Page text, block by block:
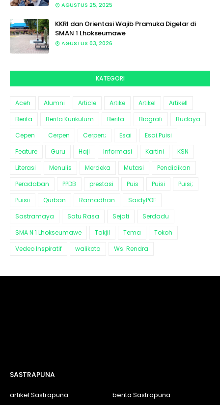
AGUSTUS 25, 2025
KKRI dan Orientasi Wajib Pramuka Digelar di
SMAN 1 Lhokseumawe
AGUSTUS 03, 2026
KATEGORI
Aceh Alumni Article Artike Artikel
Artikell
Berita
Berita Kurikulum Berita. Biografi
Budaya
Cepen
Cerpen Cerpen; Esai
Esai.Puisi
Feature
Guru Haji Informasi Kartini
KSN
Literasi
Menulis Merdeka Mutasi
Pendidikan
Peradaban
PPDB prestasi Puis Puisi
Puisi;
Puisii
Qurban Ramadhan
SaidyPOE
Sastramaya
Satu Rasa Sejati
Serdadu
SMA N 1 Lhokseumawe
Takjil Tema
Tokoh
Vedeo Inspiratif
walikota Ws. Rendra
SASTRAPUNA
artikel Sastrapuna
berita Sastrapuna